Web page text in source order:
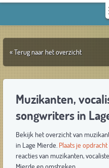
« Terug naar het overzicht
Muzikanten,
songwriters in
Bekijk het overzicht van
in Lage Mierde. Plaats je opdracht
reacties van muzikanten,